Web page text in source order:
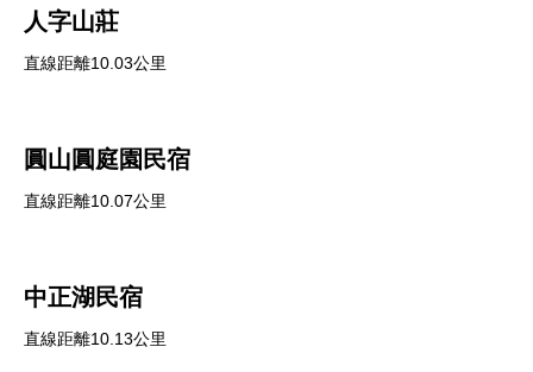
人字山莊
直線距離10.03公里
圓山圓庭園民宿
直線距離10.07公里
中正湖民宿
直線距離10.13公里